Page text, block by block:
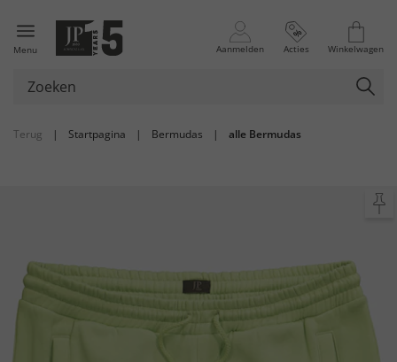
Menu Aanmelden Acties Winkelwagen
Terug | Startpagina | Bermudas | alle Bermudas